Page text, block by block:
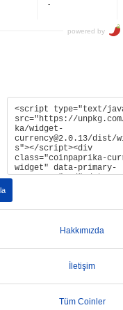
Hakkımızda
İletişim
Tüm Coinler